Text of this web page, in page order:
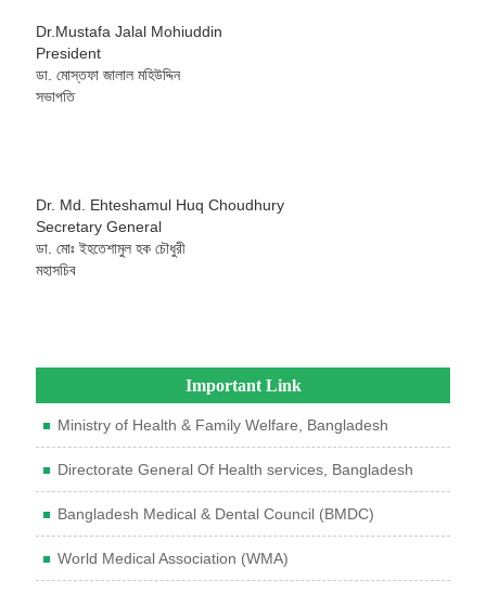
Dr.Mustafa Jalal Mohiuddin
President
ডা. মোস্তফা জালাল মহিউদ্দিন
সভাপতি
Dr. Md. Ehteshamul Huq Choudhury
Secretary General
ডা. মোঃ ইহতেশামুল হক চৌধুরী
মহাসচিব
Important Link
Ministry of Health & Family Welfare, Bangladesh
Directorate General Of Health services, Bangladesh
Bangladesh Medical & Dental Council (BMDC)
World Medical Association (WMA)